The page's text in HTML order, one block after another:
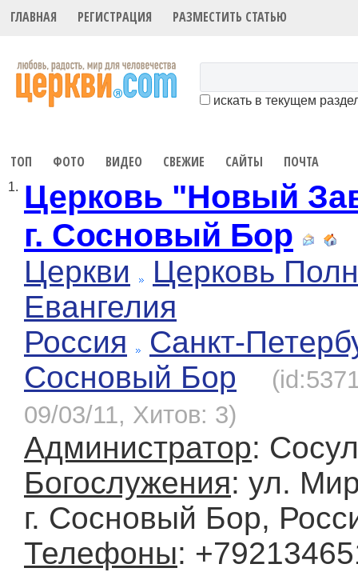
ГЛАВНАЯ РЕГИСТРАЦИЯ РАЗМЕСТИТЬ СТАТЬЮ
искать в текущем
ТОП ФОТО ВИДЕО СВЕЖИЕ САЙТЫ ПОЧТА
1. Церковь "Новый
г. Сосновый Бор
Церкви
Церковь
Евангелия
Россия
Санкт-
Сосновый Бор
09/03/11, Хитов: 3)
Администратор:
Богослужения: ул.
г. Сосновый Бор,
Телефоны: